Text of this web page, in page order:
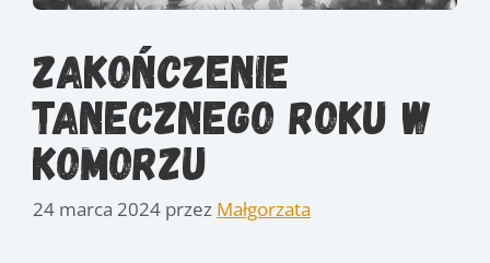
Zakończenie
tanecznego roku w
Komorzu
24 marca 2024 przez Małgorzata